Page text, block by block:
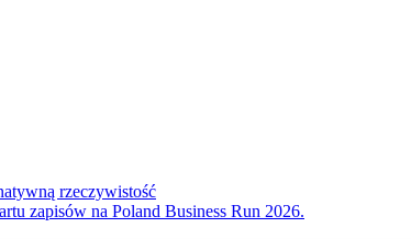
rzeczywistość
zapisów na Poland Business Run 2026.